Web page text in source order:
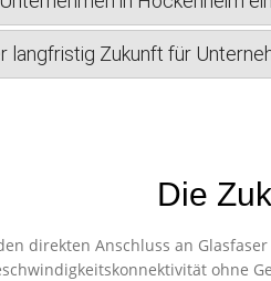
langfristig Zukunft für
Die
direkten Anschluss an
ohne